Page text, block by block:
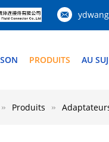
PRODUITS AU
Produits